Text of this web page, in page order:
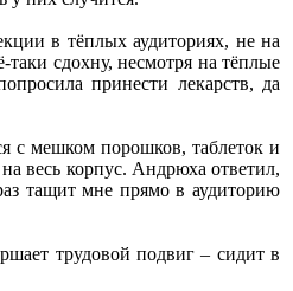
в тёплых аудиториях, не на
сдохну, несмотря на тёплые
принести лекарств, да
с мешком порошков, таблеток и
весь корпус. Андрюха ответил,
тащит мне прямо в аудиторию
трудовой подвиг – сидит в